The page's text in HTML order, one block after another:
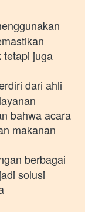
tetapi juga
dari ahli
bahwa acara
makanan
berbagai
solusi